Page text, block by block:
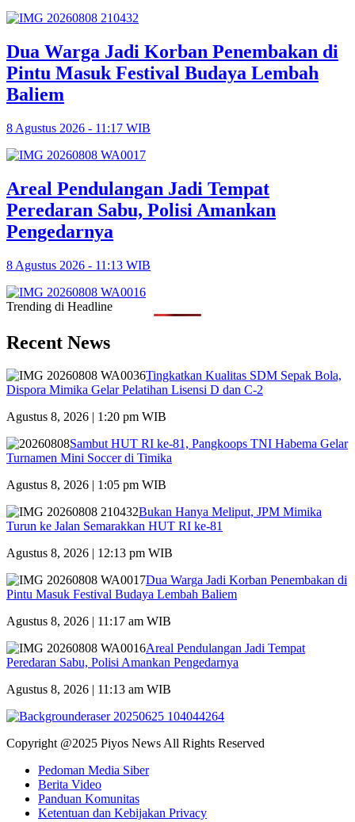
Dua Warga Jadi Korban Penembakan di
Pintu Masuk Festival Budaya Lembah
Baliem
8 Agustus 2026 - 11:17 WIB
Areal Pendulangan Jadi Tempat
Peredaran Sabu, Polisi Amankan
Pengedarnya
8 Agustus 2026 - 11:13 WIB
Trending di Headline
Recent News
Tingkatkan Kualitas SDM Sepak Bola,
Dispora Mimika Gelar Pelatihan Lisensi D dan C-2
Agustus 8, 2026 | 1:20 pm WIB
Sambut HUT RI ke-81, Pangkoops TNI Habema Gelar
Turnamen Mini Soccer di Timika
Agustus 8, 2026 | 1:05 pm WIB
Bukan Hanya Meliput, JPM Mimika
Turun ke Jalan Semarakkan HUT RI ke-81
Agustus 8, 2026 | 12:13 pm WIB
Dua Warga Jadi Korban Penembakan di
Pintu Masuk Festival Budaya Lembah Baliem
Agustus 8, 2026 | 11:17 am WIB
Areal Pendulangan Jadi Tempat
Peredaran Sabu, Polisi Amankan Pengedarnya
Agustus 8, 2026 | 11:13 am WIB
Copyright @2025 Piyos News All Rights Reserved
Pedoman Media Siber
Berita Video
Panduan Komunitas
Ketentuan dan Kebijakan Privacy